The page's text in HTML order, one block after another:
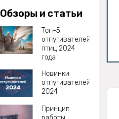
Обзоры и статьи
Топ-5
отпугивателей
птиц 2024
года
Новинки
отпугивателей
2024
Принцип